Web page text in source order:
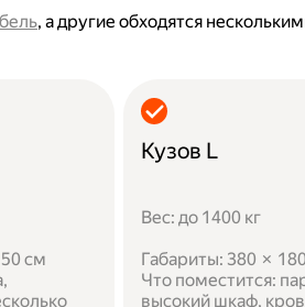
, а другие обходятся
см
Кузов L
Вес: до 1400 кг
Габариты: 380 ×
Что поместится:
высокий шкаф,